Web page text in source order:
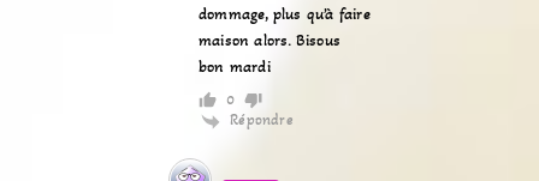
dommage, plus qu’à faire
maison alors. Bisous
bon mardi
0
Répondre